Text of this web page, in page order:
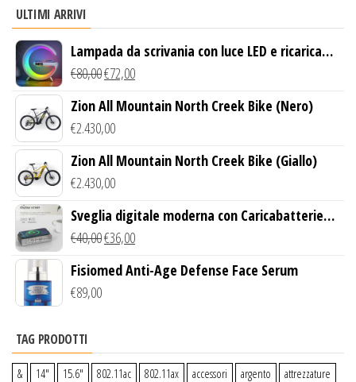
ULTIMI ARRIVI
Lampada da scrivania con luce LED e ricarica
wireless
€80,00€72,00
Zion All Mountain North Creek Bike (Nero)
€2.430,00
Zion All Mountain North Creek Bike (Giallo)
€2.430,00
Sveglia digitale moderna con Caricabatterie
Wireless Qi
€40,00€36,00
Fisiomed Anti-Age Defense Face Serum
€89,00
TAG PRODOTTI
& 14″ 15.6″ 802.11ac 802.11ax accessori argento attrezzature